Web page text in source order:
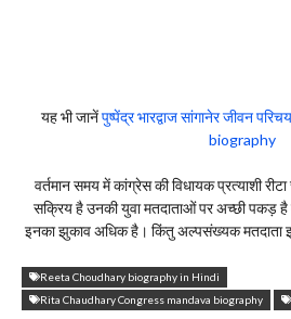
यह भी जानेंपुष्पेंद्र भारद्वाज सांगानेर जीवन
biography
वर्तमान समय में कांग्रेस की विधायक प्रत्याशी रीटा
सक्रिय है उनकी युवा मतदाताओं पर अच्छी पकड़ है
इनका झुकाव अधिक है। किंतु अल्पसंख्यक मतदाता
Reeta Choudhary biography in Hindi
Rita Chaudhary Congress mandava biography